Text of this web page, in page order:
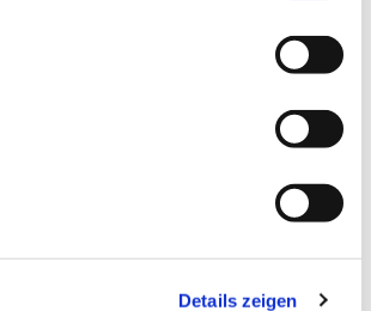
Details zeigen
27568 Bremerhaven
Columbusstraße 21
27568 Bremerhaven